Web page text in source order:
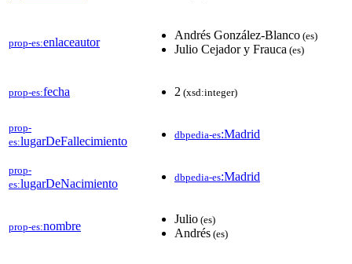
prop-es:enlaceautor
Andrés González-Blanco (es)
Julio Cejador y Frauca (es)
prop-es:fecha 2 (xsd:integer)
prop-
es:lugarDeFallecimiento dbpedia-es:Madrid
prop-
es:lugarDeNacimiento dbpedia-es:Madrid
prop-es:nombre
Julio (es)
Andrés (es)